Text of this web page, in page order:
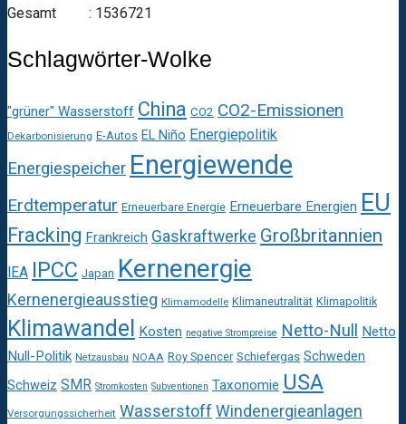
Gesamt : 1536721
Schlagwörter-Wolke
"grüner" Wasserstoff China CO2 CO2-Emissionen
Dekarbonisierung E-Autos EL Niño Energiepolitik
Energiespeicher Energiewende
Erdtemperatur Erneuerbare Energie Erneuerbare Energien EU
Fracking Frankreich Gaskraftwerke Großbritannien
IEA IPCC Japan Kernenergie
Kernenergieausstieg Klimamodelle Klimaneutralität Klimapolitik
Klimawandel Kosten negative Strompreise Netto-Null
Netto
Null-Politik Netzausbau NOAA Roy Spencer Schiefergas Schweden
Schweiz SMR Stromkosten Subventionen Taxonomie USA
Versorgungssicherheit Wasserstoff Windenergieanlagen